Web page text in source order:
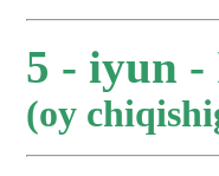
5 - iyun
(oy